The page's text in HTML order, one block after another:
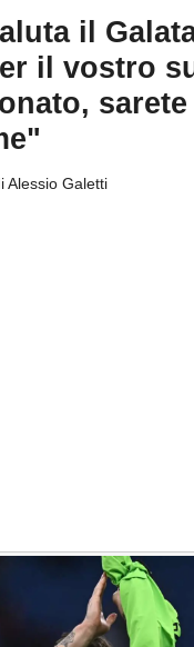
il
il vostro
sarete
Alessio Galetti